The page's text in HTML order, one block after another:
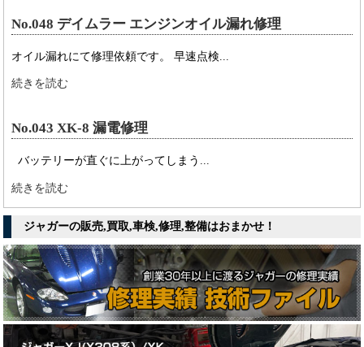
No.048 デイムラー エンジンオイル漏れ修理
オイル漏れにて修理依頼です。 早速点検...
続きを読む
No.043 XK-8 漏電修理
バッテリーが直ぐに上がってしまう...
続きを読む
ジャガーの販売,買取,車検,修理,整備はおまかせ！